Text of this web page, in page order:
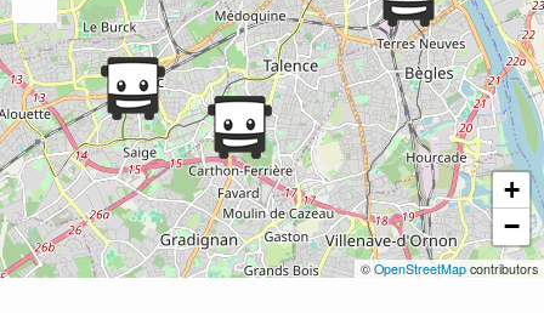
+
−
© OpenStreetMap contributors